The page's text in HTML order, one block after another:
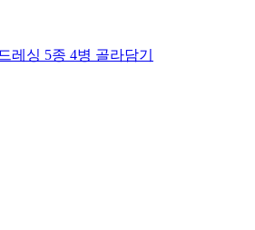
레싱 5종 4병 골라담기